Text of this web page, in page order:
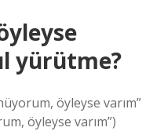
yürütme?
öyleyse varım”
öyleyse varım”)